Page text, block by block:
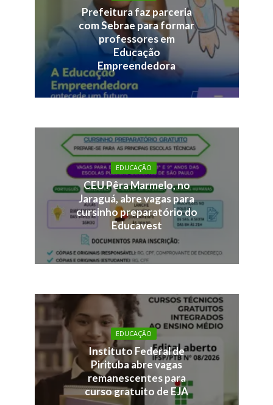
Prefeitura faz parceria
com Sebrae para formar
professores em
Educação
Empreendedora
EDUCAÇÃO
CEU Pêra Marmelo, no
Jaraguá, abre vagas para
cursinho preparatório do
Educavest
EDUCAÇÃO
Instituto Federal de
Pirituba abre vagas
remanescentes para
curso gratuito de EJA